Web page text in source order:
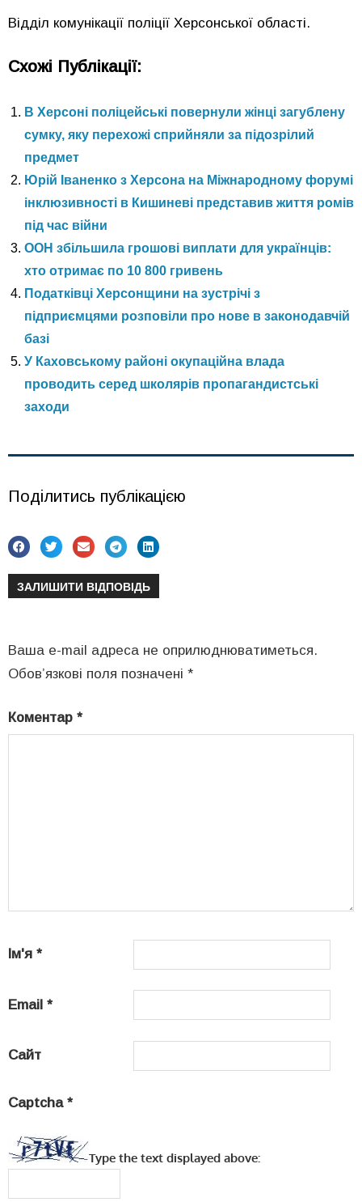
Відділ комунікації поліції Херсонської області.
Схожі Публікації:
В Херсоні поліцейські повернули жінці загублену
сумку, яку перехожі сприйняли за підозрілий
предмет
Юрій Іваненко з Херсона на Міжнародному форумі
інклюзивності в Кишиневі представив життя ромів
під час війни
ООН збільшила грошові виплати для українців:
хто отримає по 10 800 гривень
Податківці Херсонщини на зустрічі з
підприємцями розповіли про нове в законодавчій
базі
У Каховському районі окупаційна влада
проводить серед школярів пропагандистські
заходи
Поділитись публікацією
ЗАЛИШИТИ ВІДПОВІДЬ
Ваша e-mail адреса не оприлюднюватиметься.
Обов’язкові поля позначені *
Коментар *
Ім'я *
Email *
Сайт
Captcha *
Type the text displayed above: